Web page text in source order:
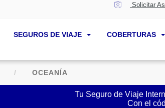
Solicitar
SEGUROS DE VIAJE COBERTURAS
OCEANÍA
Tu Seguro de Viaje
Con el